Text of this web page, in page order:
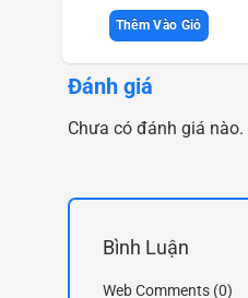
Thêm Vào Giỏ
Đánh giá
Chưa có đánh giá nào.
Bình Luận
Web Comments (0)